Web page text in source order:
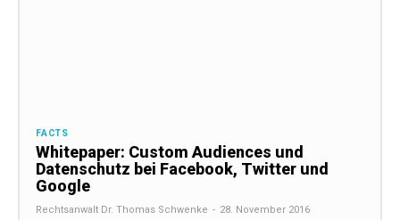
FACTS
Whitepaper: Custom Audiences und
Datenschutz bei Facebook, Twitter und
Google
Rechtsanwalt Dr. Thomas Schwenke - 28. November 2016